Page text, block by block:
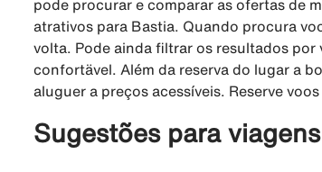
pode procurar e comparar as ofertas de
atrativos para Bastia. Quando procura
volta. Pode ainda filtrar os resultados por
confortävel. Além da reserva do lugar a
aluguer a preços acessíveis. Reserve
Sugestões para